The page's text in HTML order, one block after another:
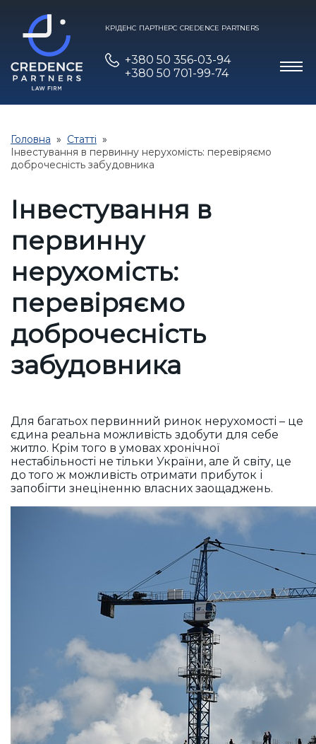
КРІДЕНС ПАРТНЕРС CREDENCE PARTNERS
+380 50 356-03-94
+380 50 701-99-74
Головна
Статті
Інвестування в первинну нерухомість: перевіряємо
доброчесність забудовника
Інвестування в
первинну
нерухомість:
перевіряємо
доброчесність
забудовника
Для багатьох первинний ринок нерухомості – це
єдина реальна можливість здобути для себе
житло. Крім того в умовах хронічної
нестабільності не тільки України, але й світу, це
до того ж можливість отримати прибуток і
запобігти знеціненню власних заощаджень.